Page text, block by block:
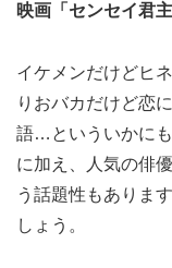
映画「センセイ君主
イケメンだけどヒ
りおバカだけど恋
語…といういかにも
に加え、人気の俳
う話題性もありま
しょう。